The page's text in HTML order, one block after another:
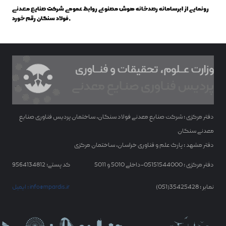
رونمایی از ابرسامانه رصدخانه هوش مصنوعی روابط عمومی شرکت صنایع معدنی
فولاد سنگان رقم خورد.
دفتر مرکزی : شرکت صنایع معدنی فولاد سنگان، ساختمان پردیس فناوری صنایع
معدنی سنگان
دفتر مشهد : پارک علم و فناوری خراسان، ساختمان مرکزی
کد پستی: 9564134812 دفتر مرکزی : 05151544000-داخلی 5010 و 5011
ایمیل : info@mpardis.ir نمابر : 35425428(051)